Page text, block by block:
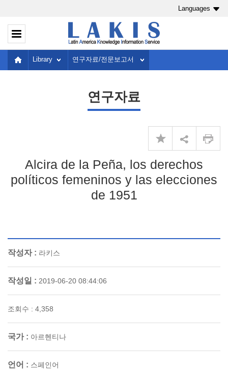
Languages
Library 연구자료/전문보고서
연구자료
Alcira de la Peña, los derechos
políticos femeninos y las elecciones
de 1951
작성자 : 라키스
작성일 : 2019-06-20 08:44:06
조회수 : 4,358
국가 : 아르헨티나
언어 : 스페인어